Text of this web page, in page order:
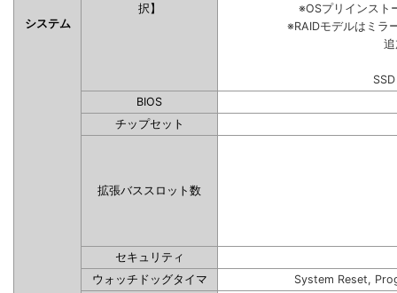
システム
択】
※OSプリインスト
※RAIDモデルはミラ
BIOS
チップセット
拡張バススロット数
セキュリティ
ウォッチドッグタイマ
System Reset,